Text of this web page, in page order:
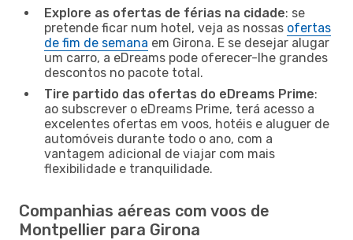
Explore as ofertas de férias na cidade: se
pretende ficar num hotel, veja as nossas ofertas
de fim de semana em Girona. E se desejar alugar
um carro, a eDreams pode oferecer-lhe grandes
descontos no pacote total.
Tire partido das ofertas do eDreams Prime:
ao subscrever o eDreams Prime, terá acesso a
excelentes ofertas em voos, hotéis e aluguer de
automóveis durante todo o ano, com a
vantagem adicional de viajar com mais
flexibilidade e tranquilidade.
Companhias aéreas com voos de
Montpellier para Girona